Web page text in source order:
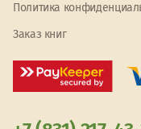
Политика
Заказ книг